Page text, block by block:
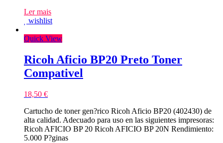
Ler mais
wishlist
Quick View
Ricoh Aficio BP20 Preto Toner
Compativel
18,50 €
Cartucho de toner gen?rico Ricoh Aficio BP20 (402430) de
alta calidad. Adecuado para uso en las siguientes impresoras:
Ricoh AFICIO BP 20 Ricoh AFICIO BP 20N Rendimiento:
5.000 P?ginas